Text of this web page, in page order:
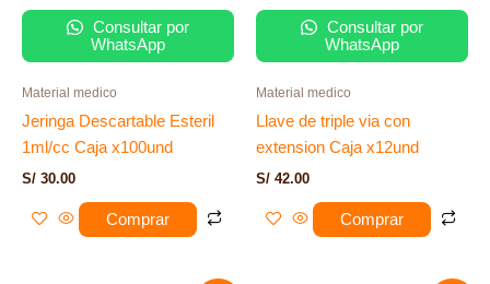
Consultar por
WhatsApp
Material medico
Jeringa Descartable Esteril
1ml/cc Caja x100und
S/ 30.00
Comprar
Consultar por
WhatsApp
Material medico
Llave de triple via con
extension Caja x12und
S/ 42.00
Comprar